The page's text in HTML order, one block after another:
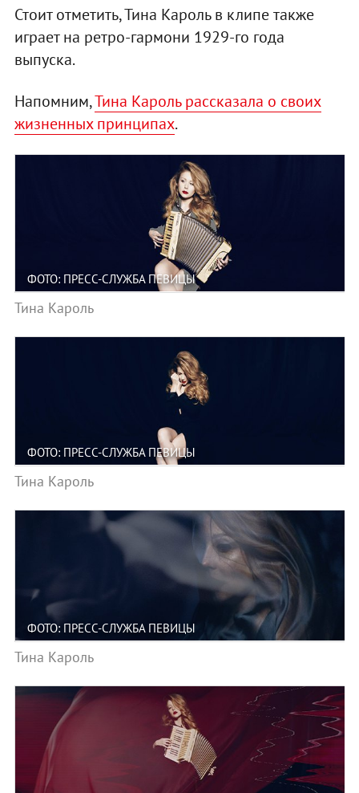
Стоит отметить, Тина Кароль в клипе также
играет на ретро-гармони 1929-го года
выпуска.
Напомним,Тина Кароль рассказала о своих
жизненных принципах.
ФОТО: ПРЕСС-СЛУЖБА ПЕВИЦЫ
Тина Кароль
ФОТО: ПРЕСС-СЛУЖБА ПЕВИЦЫ
Тина Кароль
ФОТО: ПРЕСС-СЛУЖБА ПЕВИЦЫ
Тина Кароль